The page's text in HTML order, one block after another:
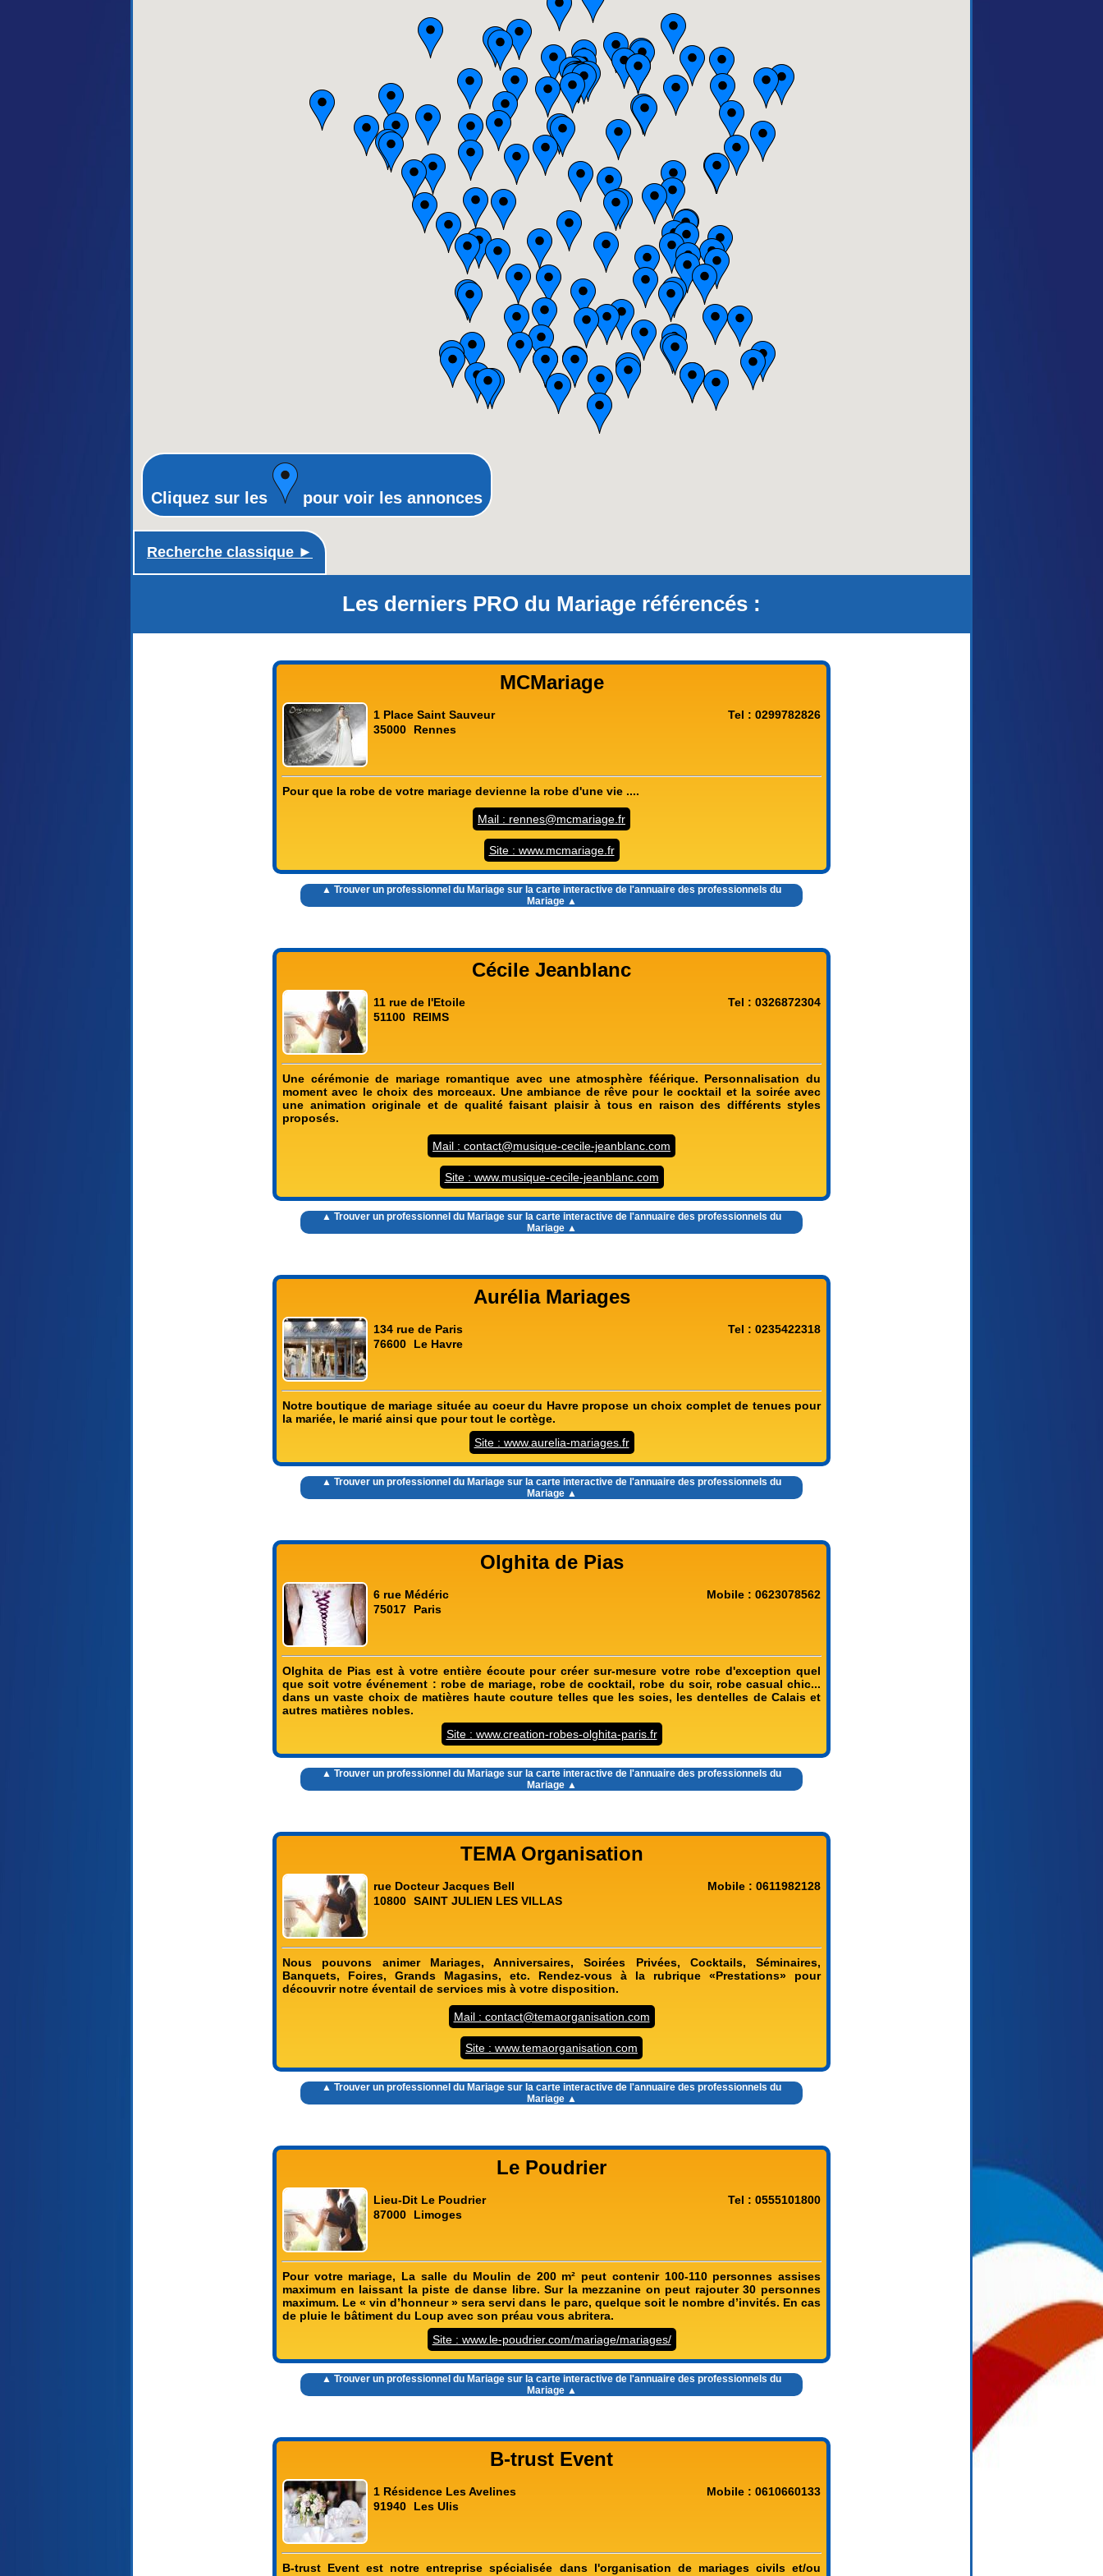
Basse-Normandie
Bourgogne
Bretagne
Centre
Champagne-Ardenne
Franche-Comté
Haute-Normandie
Ile-de-France
Languedoc-Roussillon
Limousin
Lorraine
Midi-Pyrénées
Nord-Pas-de-Calais
Pays-de-la-Loire
Picardie
Poitou-Charentes
Provence-Alpes-Côte-d'Azur(paca)
Recherche classique ►
Cliquez sur les pour voir les annonces
Les derniers PRO du Mariage référencés :
MCMariage
1 Place Saint Sauveur
35000
Rennes
Tel : 0299782826
Pour que la robe de votre mariage devienne la robe d'une vie ....
Mail : rennes@mcmariage.fr
Site : www.mcmariage.fr
▲ Trouver un professionnel du Mariage sur la carte interactive de l'annuaire des professionnels du
Mariage▲
Cécile Jeanblanc
11 rue de l'Etoile
51100
REIMS
Tel : 0326872304
Une cérémonie de mariage romantique avec une atmosphère féérique. Personnalisation du
moment avec le choix des morceaux. Une ambiance de rêve pour le cocktail et la soirée avec
une animation originale et de qualité faisant plaisir à tous en raison des différents styles
proposés.
Mail : contact@musique-cecile-jeanblanc.com
Site : www.musique-cecile-jeanblanc.com
▲ Trouver un professionnel du Mariage sur la carte interactive de l'annuaire des professionnels du
Mariage▲
Aurélia Mariages
134 rue de Paris
76600
Le Havre
Tel : 0235422318
Notre boutique de mariage située au coeur du Havre propose un choix complet de tenues pour
la mariée, le marié ainsi que pour tout le cortège.
Site : www.aurelia-mariages.fr
▲ Trouver un professionnel du Mariage sur la carte interactive de l'annuaire des professionnels du
Mariage▲
Olghita de Pias
6 rue Médéric
75017
Paris
Mobile : 0623078562
Olghita de Pias est à votre entière écoute pour créer sur-mesure votre robe d'exception quel
que soit votre événement : robe de mariage, robe de cocktail, robe du soir, robe casual chic...
dans un vaste choix de matières haute couture telles que les soies, les dentelles de Calais et
autres matières nobles.
Site : www.creation-robes-olghita-paris.fr
▲ Trouver un professionnel du Mariage sur la carte interactive de l'annuaire des professionnels du
Mariage▲
TEMA Organisation
rue Docteur Jacques Bell
10800 SAINT JULIEN LES VILLAS
Mobile : 0611982128
Nous pouvons animer Mariages, Anniversaires, Soirées Privées, Cocktails, Séminaires,
Banquets, Foires, Grands Magasins, etc. Rendez-vous à la rubrique «Prestations» pour
découvrir notre éventail de services mis à votre disposition.
Mail : contact@temaorganisation.com
Site : www.temaorganisation.com
▲ Trouver un professionnel du Mariage sur la carte interactive de l'annuaire des professionnels du
Mariage▲
Le Poudrier
Lieu-Dit Le Poudrier
87000
Limoges
Tel : 0555101800
Pour votre mariage, La salle du Moulin de 200 m² peut contenir 100-110 personnes assises
maximum en laissant la piste de danse libre. Sur la mezzanine on peut rajouter 30 personnes
maximum. Le « vin d’honneur » sera servi dans le parc, quelque soit le nombre d’invités. En cas
de pluie le bâtiment du Loup avec son préau vous abritera.
Site : www.le-poudrier.com/mariage/mariages/
▲ Trouver un professionnel du Mariage sur la carte interactive de l'annuaire des professionnels du
Mariage▲
B-trust Event
1 Résidence Les Avelines
91940
Les Ulis
Mobile : 0610660133
B-trust Event est notre entreprise spécialisée dans l'organisation de mariages civils et/ou